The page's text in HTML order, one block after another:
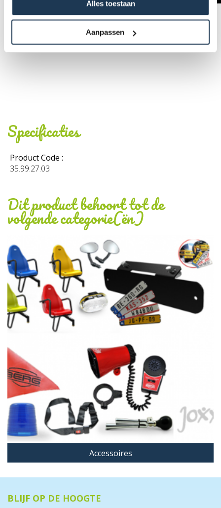
Alles toestaan
Aanpassen
Specificaties
Product Code :
35.99.27.03
Dit product behoort tot de
volgende categorie(ën)
Accessoires
BLIJF OP DE HOOGTE